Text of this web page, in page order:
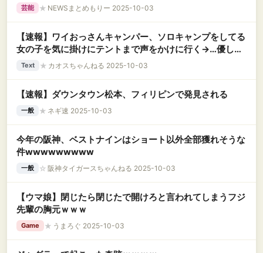
芸能 ★ NEWSまとめもりー 2025-10-03
【速報】ワイおっさんキャンパー、ソロキャンプをしてる
女の子を気に掛けにテントまで声をかけに行く→…優しい
よな？
Text ★ カオスちゃんねる 2025-10-03
【速報】ダウンタウン松本、フィリピンで発見される
一般 ★ ネギ速 2025-10-03
今年の阪神、ベストナインはショート以外全部獲れそうな
件wwwwwwwww
一般 ☆ 阪神タイガースちゃんねる 2025-10-03
【ウマ娘】閉じたら閉じたで開けろと言われてしまうフジ
先輩の胸元ｗｗｗ
Game ★ うまろぐ 2025-10-03